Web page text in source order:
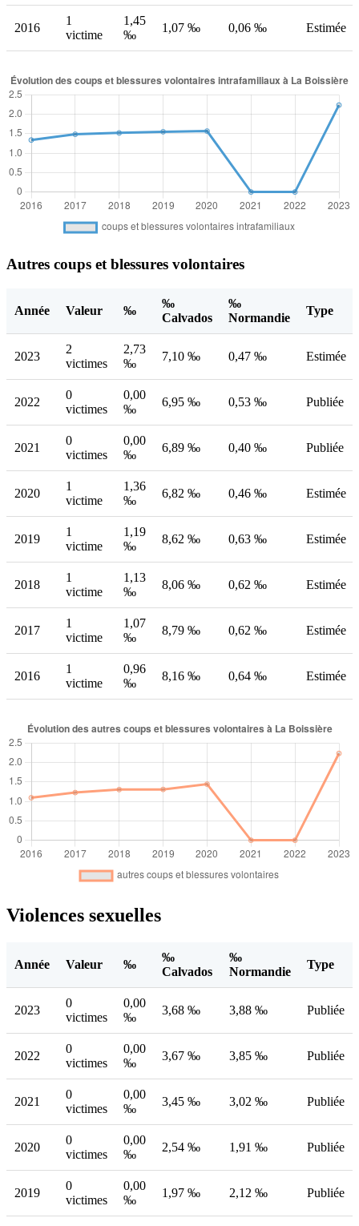
2016
1
victime
1,45
‰
1,07 ‰ 0,06 ‰ Estimée
Autres coups et blessures volontaires
Année Valeur ‰
‰
Calvados
‰
Normandie
Type
2023
2
victimes
2,73
‰
7,10 ‰ 0,47 ‰ Estimée
2022
0
victimes
0,00
‰
6,95 ‰ 0,53 ‰ Publiée
2021
0
victimes
0,00
‰
6,89 ‰ 0,40 ‰ Publiée
2020
1
victime
1,36
‰
6,82 ‰ 0,46 ‰ Estimée
2019
1
victime
1,19
‰
8,62 ‰ 0,63 ‰ Estimée
2018
1
victime
1,13
‰
8,06 ‰ 0,62 ‰ Estimée
2017
1
victime
1,07
‰
8,79 ‰ 0,62 ‰ Estimée
2016
1
victime
0,96
‰
8,16 ‰ 0,64 ‰ Estimée
Violences sexuelles
Année Valeur ‰
‰
Calvados
‰
Normandie
Type
2023
0
victimes
0,00
‰
3,68 ‰ 3,88 ‰ Publiée
2022
0
victimes
0,00
‰
3,67 ‰ 3,85 ‰ Publiée
2021
0
victimes
0,00
‰
3,45 ‰ 3,02 ‰ Publiée
2020
0
victimes
0,00
‰
2,54 ‰ 1,91 ‰ Publiée
2019
0
victimes
0,00
‰
1,97 ‰ 2,12 ‰ Publiée